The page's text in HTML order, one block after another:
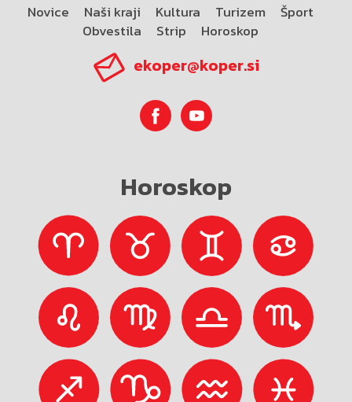
Novice Naši kraji Kultura Turizem
Šport
Obvestila
Strip Horoskop
ekoper@koper.si
Horoskop